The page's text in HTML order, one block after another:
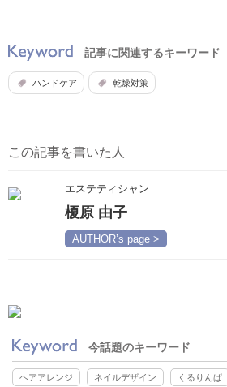
記事に関連するキーワード
ハンドケア 乾燥対策
この記事を書いた人
エステティシャン
榎原 由子
AUTHOR’s page >
今話題のキーワード
ヘアアレンジ ネイルデザイン くるりんぱ